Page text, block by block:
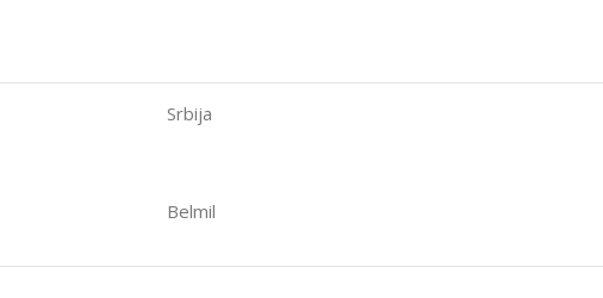
Srbija
Belmil